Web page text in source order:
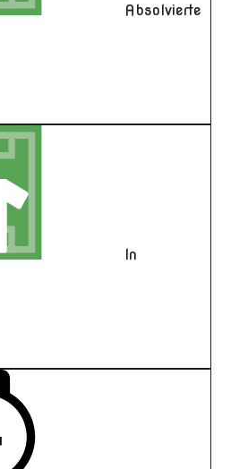
Absolvierte
In